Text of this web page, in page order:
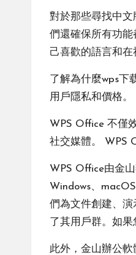
對於那些尋找中
們還確保所有功
己喜歡的語言和在
了解為什麼wps下
用戶隱私和價格。
WPS Office 不僅
社交媒體。 WPS
WPS Office由金
Windows、
們為文件創建、
了其用戶群。如
此外，金山辦公